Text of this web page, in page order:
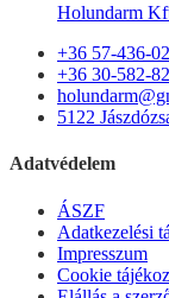
Holundarm
+36 57-436-
+36 30-582-
5122
Adatvédelem
ÁSZF
Adatkezelési
Impresszum
Cookie